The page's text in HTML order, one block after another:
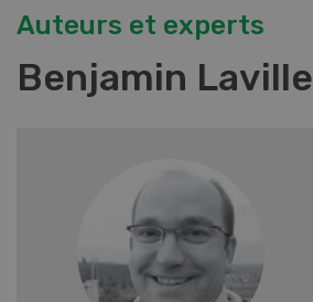
Auteurs et experts
Benjamin Laville